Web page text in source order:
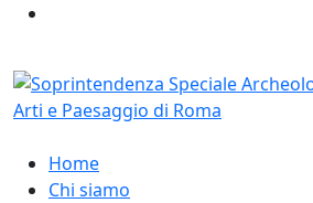
Home
Chi siamo